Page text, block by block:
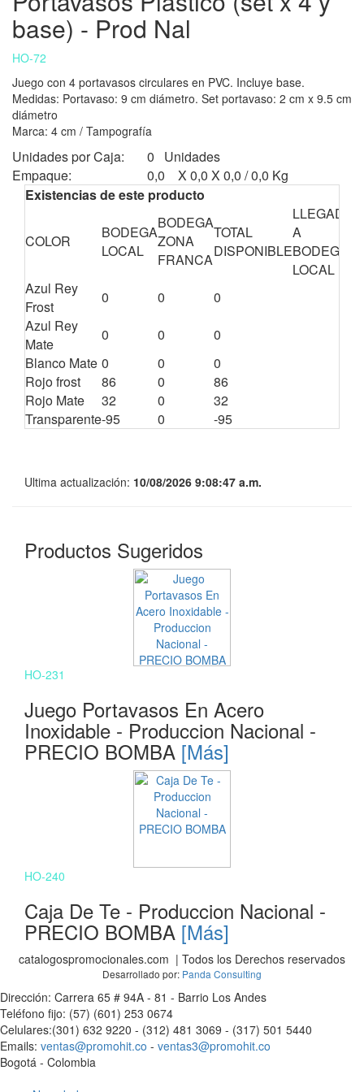
base) - Prod Nal
HO-72
Juego con 4 portavasos circulares en PVC. Incluye base.
Medidas: Portavaso: 9 cm diámetro. Set portavaso: 2 cm x 9.5 cm
diámetro
Marca: 4 cm / Tampografía
Unidades por Caja:
0 Unidades
Empaque:
0,0 X 0,0 X 0,0 / 0,0 Kg
Existencias de este producto
COLOR
BODEGA
LOCAL
BODEGA
ZONA
FRANCA
TOTAL
DISPONIBLE
LLEGADA
A
BODEGA
LOCAL
Azul Rey
Frost
0 0 0
Azul Rey
Mate
0 0 0
Blanco Mate 0 0 0
Rojo frost
86 0 86
Rojo Mate
32 0 32
Transparente-95 0 -95
Ultima actualización: 10/08/2026 9:08:47 a.m.
Productos Sugeridos
HO-231
Juego Portavasos En Acero
Inoxidable - Produccion Nacional -
PRECIO BOMBA [Más]
HO-240
Caja De Te - Produccion Nacional -
PRECIO BOMBA [Más]
catalogospromocionales.com | Todos los Derechos reservados
Desarrollado por: Panda Consulting
Dirección: Carrera 65 # 94A - 81 - Barrio Los Andes
Teléfono fijo: (57) (601) 253 0674
Celulares:(301) 632 9220 - (312) 481 3069 - (317) 501 5440
Emails: ventas@promohit.co - ventas3@promohit.co
Bogotá - Colombia